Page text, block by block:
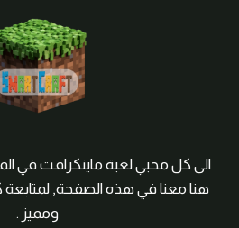
الى كل محبي لعبة ماينكرافت في
هنا معنا في هذه الصفحة,
ومميز .